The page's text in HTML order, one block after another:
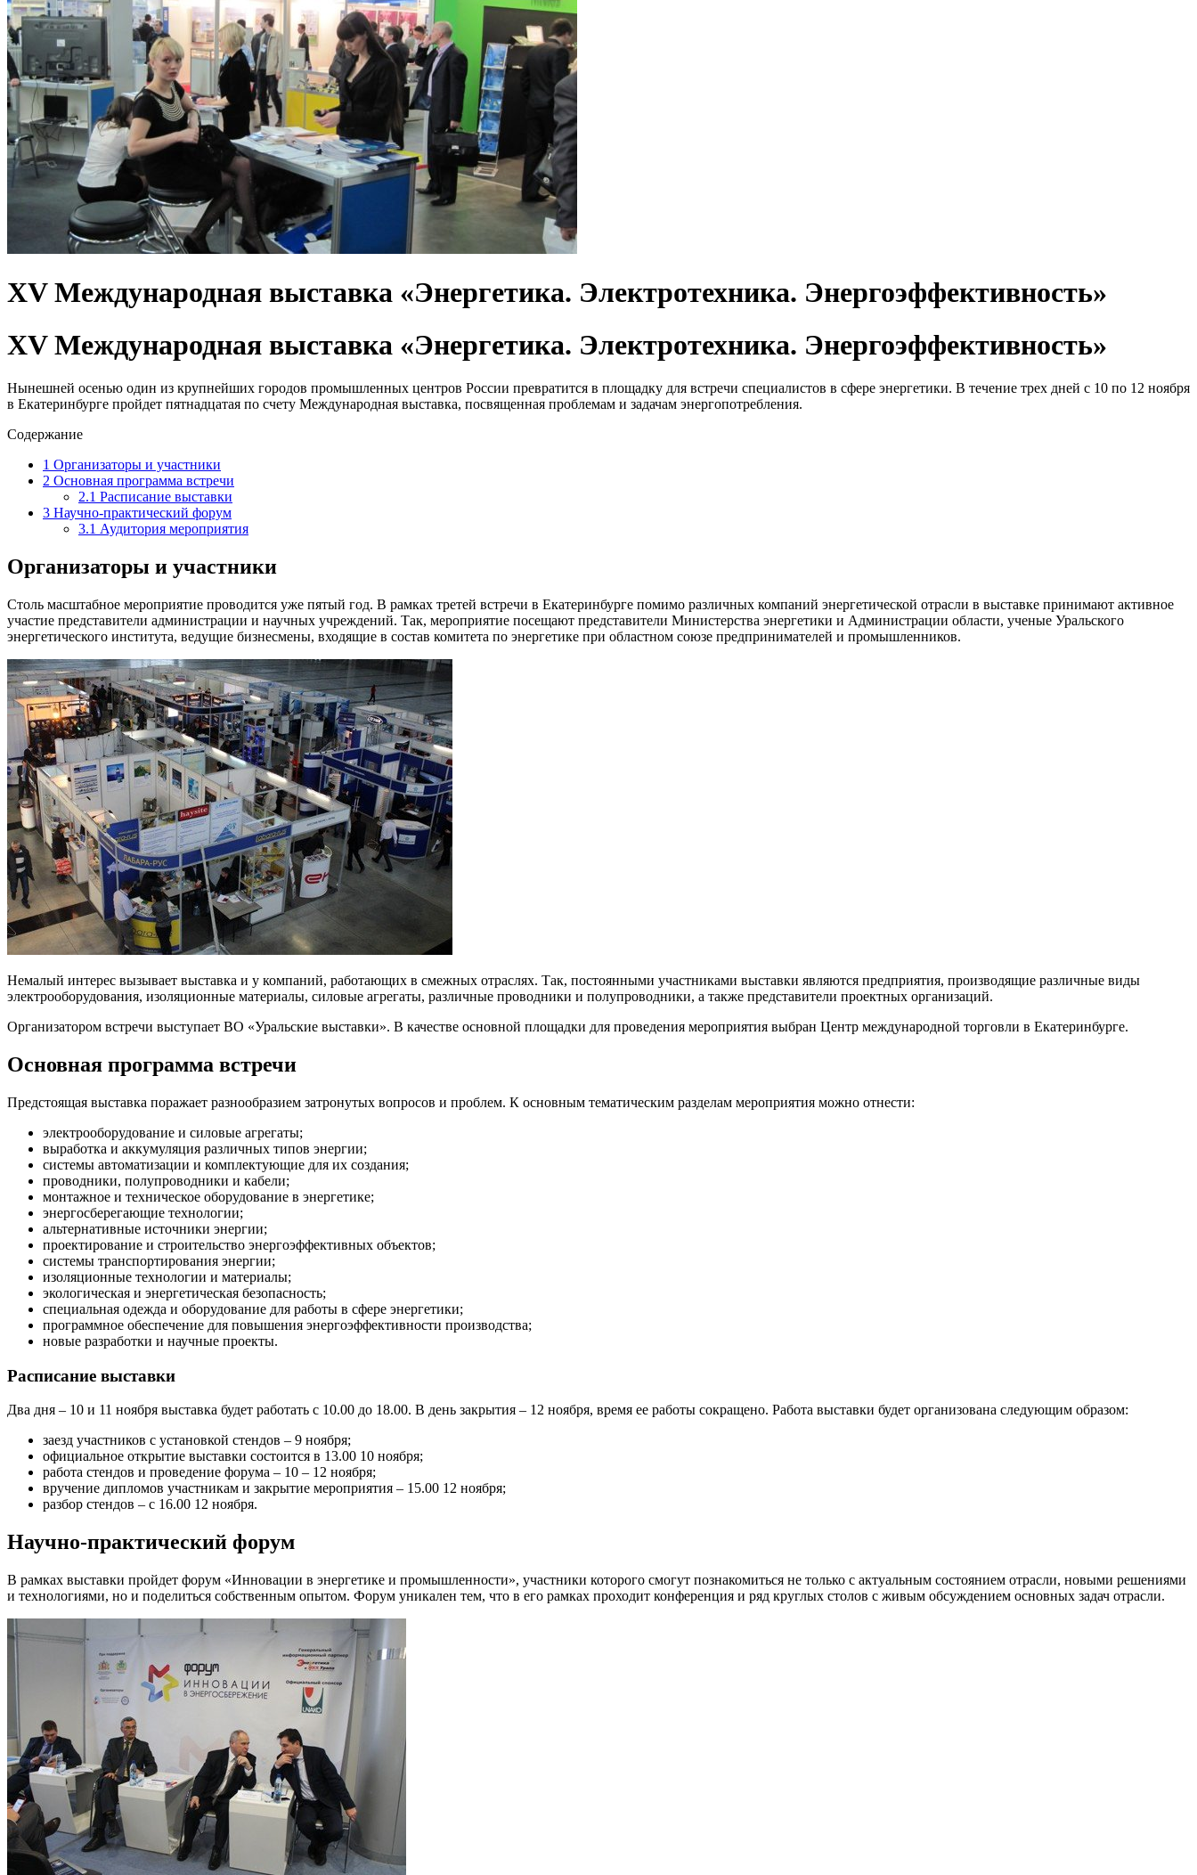
XV Международная выставка «Энергетика. Электротехника. Энергоэффективность»
XV Международная выставка «Энергетика. Электротехника. Энергоэффективность»
Нынешней осенью один из крупнейших городов промышленных центров России превратится в площадку для встречи специалистов в сфере энергетики. В течение трех дней с 10 по 12 ноября
в Екатеринбурге пройдет пятнадцатая по счету Международная выставка, посвященная проблемам и задачам энергопотребления.
Содержание
1 Организаторы и участники
2 Основная программа встречи
2.1 Расписание выставки
3 Научно-практический форум
3.1 Аудитория мероприятия
Организаторы и участники
Столь масштабное мероприятие проводится уже пятый год. В рамках третей встречи в Екатеринбурге помимо различных компаний энергетической отрасли в выставке принимают активное
участие представители администрации и научных учреждений. Так, мероприятие посещают представители Министерства энергетики и Администрации области, ученые Уральского
энергетического института, ведущие бизнесмены, входящие в состав комитета по энергетике при областном союзе предпринимателей и промышленников.
Немалый интерес вызывает выставка и у компаний, работающих в смежных отраслях. Так, постоянными участниками выставки являются предприятия, производящие различные виды
электрооборудования, изоляционные материалы, силовые агрегаты, различные проводники и полупроводники, а также представители проектных организаций.
Организатором встречи выступает ВО «Уральские выставки». В качестве основной площадки для проведения мероприятия выбран Центр международной торговли в Екатеринбурге.
Основная программа встречи
Предстоящая выставка поражает разнообразием затронутых вопросов и проблем. К основным тематическим разделам мероприятия можно отнести:
электрооборудование и силовые агрегаты;
выработка и аккумуляция различных типов энергии;
системы автоматизации и комплектующие для их создания;
проводники, полупроводники и кабели;
монтажное и техническое оборудование в энергетике;
энергосберегающие технологии;
альтернативные источники энергии;
проектирование и строительство энергоэффективных объектов;
системы транспортирования энергии;
изоляционные технологии и материалы;
экологическая и энергетическая безопасность;
специальная одежда и оборудование для работы в сфере энергетики;
программное обеспечение для повышения энергоэффективности производства;
новые разработки и научные проекты.
Расписание выставки
Два дня – 10 и 11 ноября выставка будет работать с 10.00 до 18.00. В день закрытия – 12 ноября, время ее работы сокращено. Работа выставки будет организована следующим образом:
заезд участников с установкой стендов – 9 ноября;
официальное открытие выставки состоится в 13.00 10 ноября;
работа стендов и проведение форума – 10 – 12 ноября;
вручение дипломов участникам и закрытие мероприятия – 15.00 12 ноября;
разбор стендов – с 16.00 12 ноября.
Научно-практический форум
В рамках выставки пройдет форум «Инновации в энергетике и промышленности», участники которого смогут познакомиться не только с актуальным состоянием отрасли, новыми решениями
и технологиями, но и поделиться собственным опытом. Форум уникален тем, что в его рамках проходит конференция и ряд круглых столов с живым обсуждением основных задач отрасли.